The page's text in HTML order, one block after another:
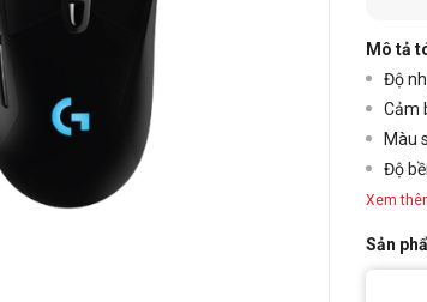
Mô tả
Độ
Cảm
Màu
Độ
Xem
Sản